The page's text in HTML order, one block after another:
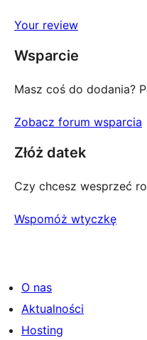
Your review
Wsparcie
Masz coś do dodania?
Zobacz forum wsparcia
Złóż datek
Czy chcesz wesprzeć
Wspomóż wtyczkę
O nas
Aktualności
Hosting